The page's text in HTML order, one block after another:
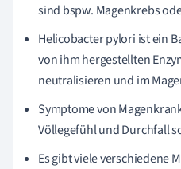
sind bspw. Magenkrebs
Helicobacter pylori ist ein
von ihm hergestellten
neutralisieren und im
Symptome von
Völlegefühl und Durchfall
Es gibt viele verschiedene